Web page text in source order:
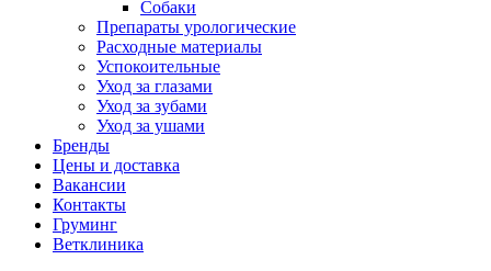
Собаки
Препараты урологические
Расходные материалы
Успокоительные
Уход за глазами
Уход за зубами
Уход за ушами
Бренды
Цены и доставка
Вакансии
Контакты
Груминг
Ветклиника